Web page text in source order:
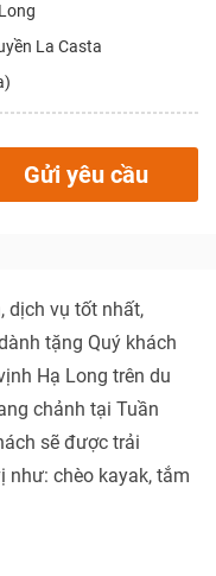
La Casta
Gửi yêu cầu
dịch vụ tốt nhất,
tặng Quý khách
Hạ Long trên du
chảnh tại Tuần
sẽ được trải
như: chèo kayak, tắm
TƯ VẤN NGAY
ƯU ĐÃI NGAY